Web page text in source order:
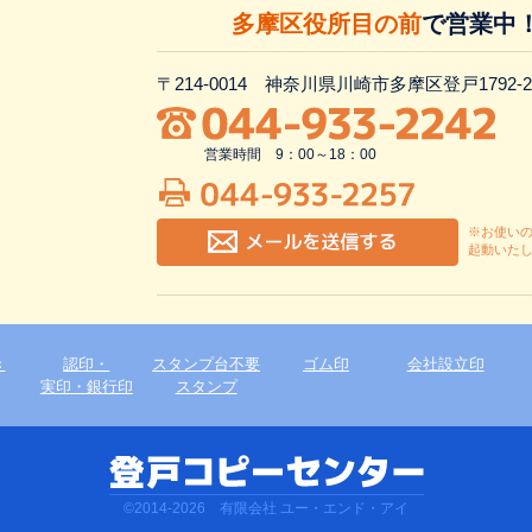
多摩区役所目の前で営業中
〒214-0014 神奈川県川崎市多摩区登戸1792-2
営業時間 9：00～18：00
※お使い
起動いた
認印・
実印・銀行印
スタンプ台不要
スタンプ
ゴム印 会社設立印
©2014-2026 有限会社 ユー・エンド・アイ